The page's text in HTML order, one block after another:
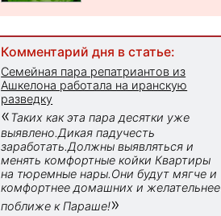
Комментарий дня в статье:
Семейная пара репатриантов из
Ашкелона работала на иранскую
разведку
«Таких как эта пара десятки уже
выявлено.Дикая падучесть
заработать.Должны выявляться и
менять комфортные койки Квартиры
на тюремные нары.Они будут мягче и
комфортнее домашних и желательнее
поближе к Параше!»